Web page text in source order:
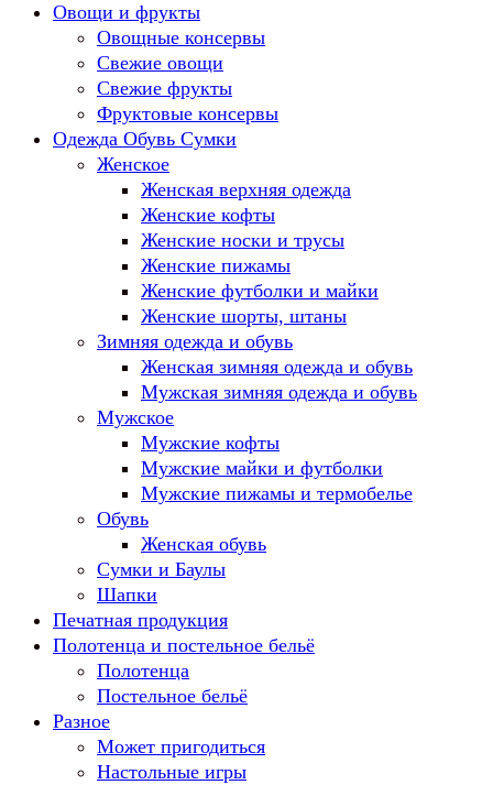
Овощи и фрукты
Овощные консервы
Свежие овощи
Свежие фрукты
Фруктовые консервы
Одежда Обувь Сумки
Женское
Женская верхняя одежда
Женские кофты
Женские носки и трусы
Женские пижамы
Женские футболки и майки
Женские шорты, штаны
Зимняя одежда и обувь
Женская зимняя одежда и обувь
Мужская зимняя одежда и обувь
Мужское
Мужские кофты
Мужские майки и футболки
Мужские пижамы и термобелье
Обувь
Женская обувь
Сумки и Баулы
Шапки
Печатная продукция
Полотенца и постельное бельё
Полотенца
Постельное бельё
Разное
Может пригодиться
Настольные игры